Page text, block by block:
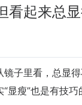
看起来总
里看，总显得
显瘦”也是有技